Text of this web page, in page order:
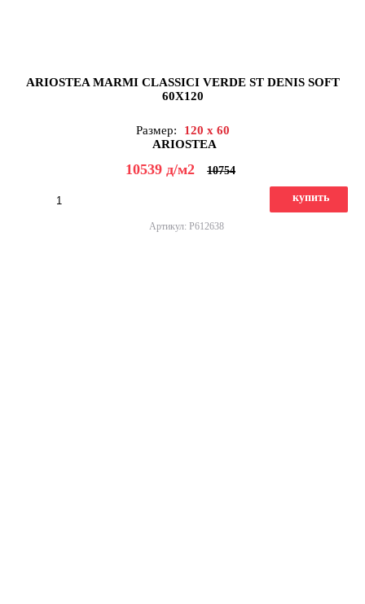
ARIOSTEA MARMI CLASSICI VERDE ST DENIS SOFT
60X120
Размер:
120 x 60
ARIOSTEA
10539 д/м2 10754
купить
Артикул: P612638